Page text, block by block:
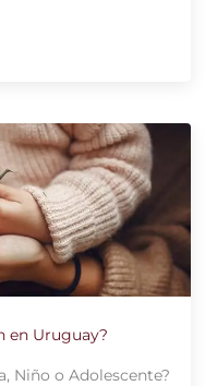
en Uruguay?
Niño o Adolescente?